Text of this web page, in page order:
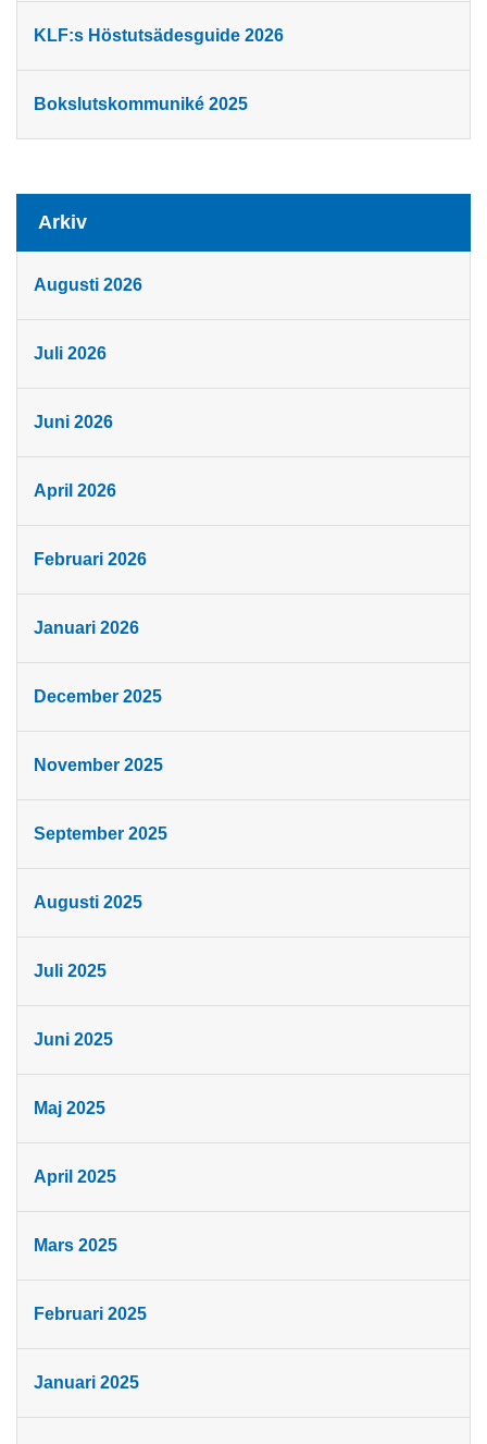
KLF:s Höstutsädesguide 2026
Bokslutskommuniké 2025
Arkiv
Augusti 2026
Juli 2026
Juni 2026
April 2026
Februari 2026
Januari 2026
December 2025
November 2025
September 2025
Augusti 2025
Juli 2025
Juni 2025
Maj 2025
April 2025
Mars 2025
Februari 2025
Januari 2025